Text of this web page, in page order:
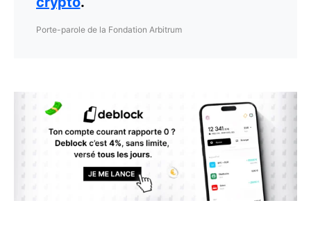
Porte-parole de la Fondation Arbitrum